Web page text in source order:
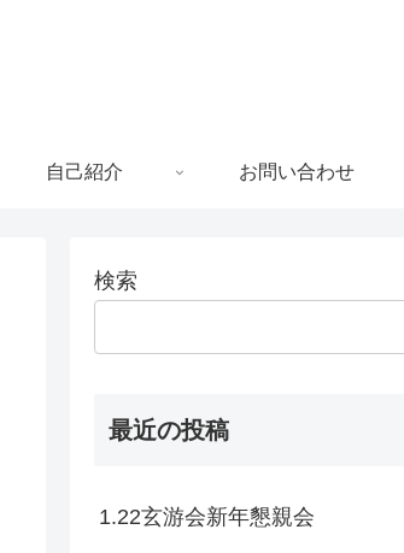
自己紹介 お問い合わせ
検索
最近の投稿
1.22玄游会新年懇親会